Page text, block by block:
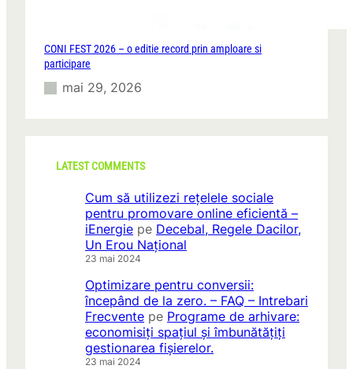
CONI FEST 2026 – o editie record prin amploare si
participare
mai 29, 2026
LATEST COMMENTS
Cum să utilizezi rețelele sociale
pentru promovare online eficientă –
iEnergie pe Decebal, Regele Dacilor,
Un Erou Național
23 mai 2024
Optimizare pentru conversii:
începând de la zero. – FAQ – Intrebari
Frecvente pe Programe de arhivare:
economisiți spațiul și îmbunătățiți
gestionarea fișierelor.
23 mai 2024